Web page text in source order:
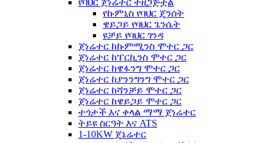
የባህር ጀነሬተር ተዘጋጅቷል
የኩምኒስ የባህር ጄንሰት
ዌይጋይ የባህር ጌንሴት
ዩቻይ የባህር ገንዳ
ጀነሬተር ከኩምሚንስ ሞተር ጋር
ጀነሬተር ከፐርኪንስ ሞተር ጋር
ጀነሬተር ከዌፋንግ ሞተር ጋር
ጀነሬተር ከያንንግንግ ሞተር ጋር
ጀነሬተር ከሻንቻይ ሞተር ጋር
ጀነሬተር ከዌይጋይ ሞተር ጋር
ተጎታች እና ቀላል ማማ ጀነሬተር
ትይዩ ስርዓት እና ATS
1-10KW ጄኔሬተር